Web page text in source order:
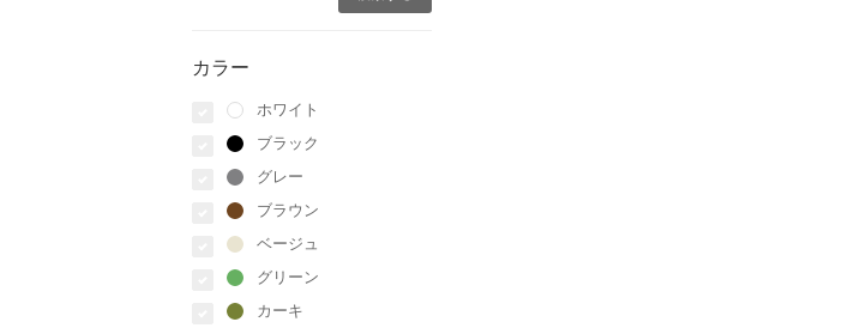
カラー
ホワイト
ブラック
グレー
ブラウン
ベージュ
グリーン
カーキ